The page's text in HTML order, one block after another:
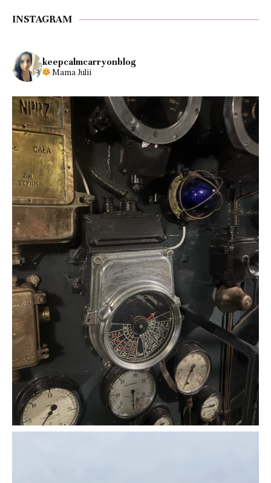
INSTAGRAM
keepcalmcarryonblog
Mama Julii